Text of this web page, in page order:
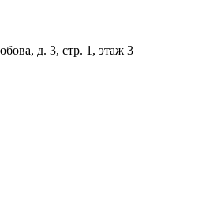
д. 3, стр. 1, этаж 3